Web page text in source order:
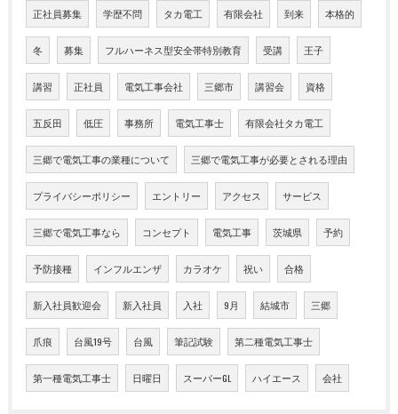
正社員募集 学歴不問 タカ電工 有限会社 到来 本格的
冬 募集 フルハーネス型安全帯特別教育 受講 王子
講習 正社員 電気工事会社 三郷市 講習会 資格
五反田 低圧 事務所 電気工事士 有限会社タカ電工
三郷で電気工事の業種について 三郷で電気工事が必要とされる理由
プライバシーポリシー エントリー アクセス サービス
三郷で電気工事なら コンセプト 電気工事 茨城県 予約
予防接種 インフルエンザ カラオケ 祝い 合格
新入社員歓迎会 新入社員 入社 9月 結城市 三郷
爪痕 台風19号 台風 筆記試験 第二種電気工事士
第一種電気工事士 日曜日 スーパーGL ハイエース 会社